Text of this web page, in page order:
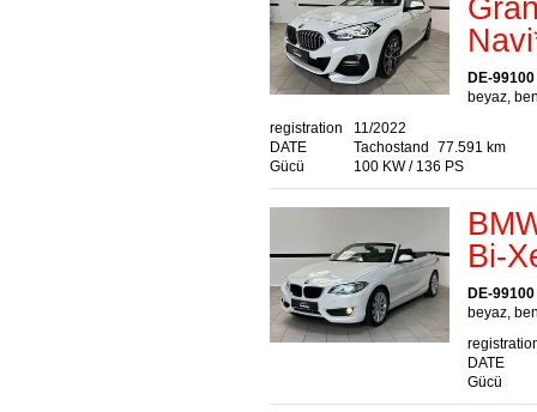
DE-
beyaz,
registration
DATE
11/2022
Tachostand
77.591 km
Gücü
100 KW / 136 PS
Bi-
DE-
beyaz,
DATE
Gücü